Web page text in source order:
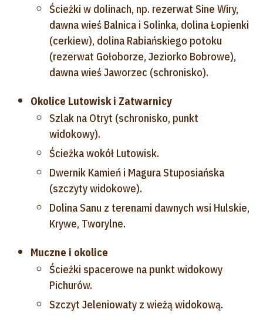
Ścieżki w dolinach, np. rezerwat Sine Wiry,
dawna wieś Balnica i Solinka, dolina Łopienki
(cerkiew), dolina Rabiańskiego potoku
(rezerwat Gołoborze, Jeziorko Bobrowe),
dawna wieś Jaworzec (schronisko).
Okolice Lutowisk i Zatwarnicy
Szlak na Otryt (schronisko, punkt
widokowy).
Ścieżka wokół Lutowisk.
Dwernik Kamień i Magura Stuposiańska
(szczyty widokowe).
Dolina Sanu z terenami dawnych wsi Hulskie,
Krywe, Tworylne.
Muczne i okolice
Ścieżki spacerowe na punkt widokowy
Pichurów.
Szczyt Jeleniowaty z wieżą widokową.